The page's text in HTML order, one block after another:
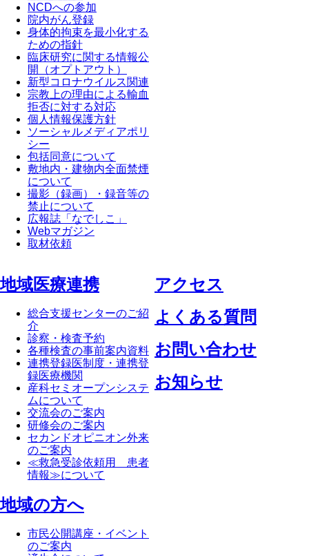
NCDへの参加
院内がん登録
身体的拘束を最小化する
ための指針
臨床研究に関する情報公
開（オプトアウト）
新型コロナウイルス関連
宗教上の理由による輸血
拒否に対する対応
個人情報保護方針
ソーシャルメディアポリ
シー
包括同意について
敷地内・建物内全面禁煙
について
撮影（録画）・録音等の
禁止について
広報誌「なでしこ」
Webマガジン
取材依頼
地域医療連携
総合支援センターのご紹
介
診察・検査予約
各種検査の事前案内資料
連携登録医制度・連携登
録医療機関
産科セミオープンシステ
ムについて
交流会のご案内
研修会のご案内
セカンドオピニオン外来
のご案内
≪救急受診依頼用 患者
情報≫について
地域の方へ
市民公開講座・イベント
のご案内
アクセス
よくある質問
お問い合わせ
お知らせ